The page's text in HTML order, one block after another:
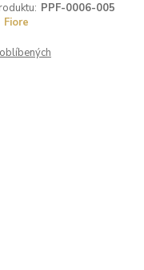
PPF-0006-005
Fiore